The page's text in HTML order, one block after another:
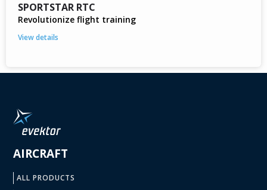
SPORTSTAR RTC
Revolutionize flight training
View details
AIRCRAFT
ALL PRODUCTS